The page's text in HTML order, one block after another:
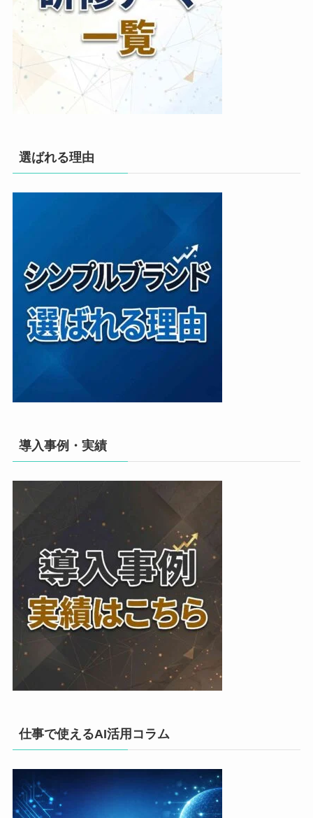
選ばれる理由
導入事例・実績
仕事で使えるAI活用コラム